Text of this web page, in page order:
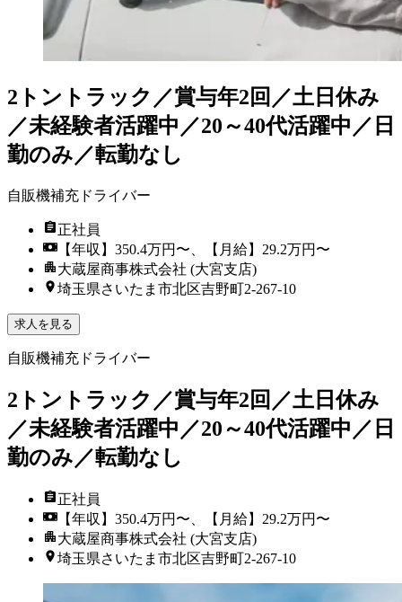
2トントラック／賞与年2回／土日休み
／未経験者活躍中／20～40代活躍中／日
勤のみ／転勤なし
自販機補充ドライバー
正社員
【年収】350.4万円〜、【月給】29.2万円〜
大蔵屋商事株式会社 (大宮支店)
埼玉県さいたま市北区吉野町2-267-10
求人を見る
自販機補充ドライバー
2トントラック／賞与年2回／土日休み
／未経験者活躍中／20～40代活躍中／日
勤のみ／転勤なし
正社員
【年収】350.4万円〜、【月給】29.2万円〜
大蔵屋商事株式会社 (大宮支店)
埼玉県さいたま市北区吉野町2-267-10